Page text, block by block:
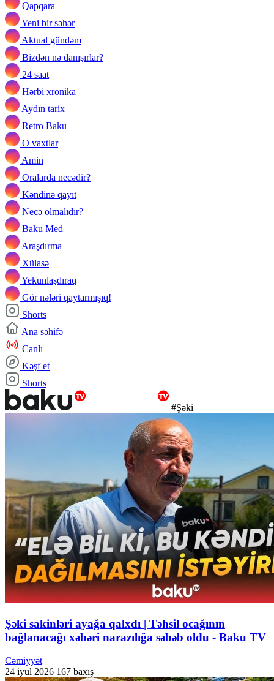
Qapqara
Yeni bir səhər
Aktual gündəm
Bizdən nə danışırlar?
24 saat
Hərbi xronika
Aydın tarix
Retro Baku
O vaxtlar
Amin
Oralarda necədir?
Kəndinə qayıt
Necə olmalıdır?
Baku Med
Araşdırma
Xülasə
Yekunlaşdıraq
Gör nələri qaytarmışıq!
Shorts
Ana səhifə
Canlı
Kəşf et
Shorts
#Şəki
Şəki sakinləri ayağa qalxdı | Təhsil ocağının
bağlanacağı xəbəri narazılığa səbəb oldu - Baku TV
Cəmiyyət
24 iyul 2026 167 baxış